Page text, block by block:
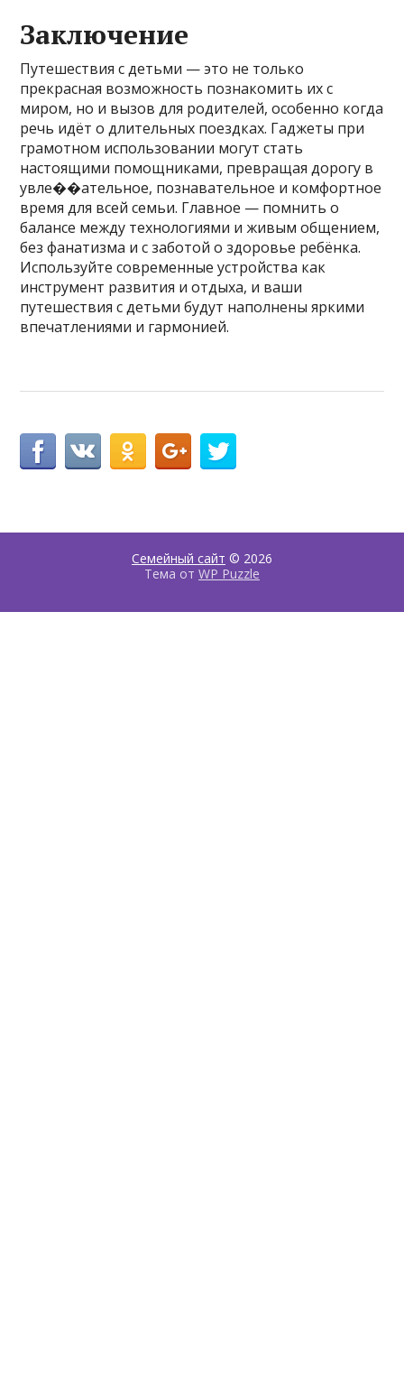
Заключение
Путешествия с детьми — это не только
прекрасная возможность познакомить их с
миром, но и вызов для родителей, особенно когда
речь идёт о длительных поездках. Гаджеты при
грамотном использовании могут стать
настоящими помощниками, превращая дорогу в
увле��ательное, познавательное и комфортное
время для всей семьи. Главное — помнить о
балансе между технологиями и живым общением,
без фанатизма и с заботой о здоровье ребёнка.
Используйте современные устройства как
инструмент развития и отдыха, и ваши
путешествия с детьми будут наполнены яркими
впечатлениями и гармонией.
Семейный сайт © 2026
Тема от WP Puzzle